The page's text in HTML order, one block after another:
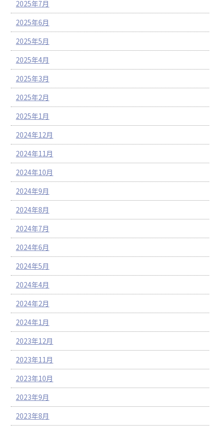
2025年7月
2025年6月
2025年5月
2025年4月
2025年3月
2025年2月
2025年1月
2024年12月
2024年11月
2024年10月
2024年9月
2024年8月
2024年7月
2024年6月
2024年5月
2024年4月
2024年2月
2024年1月
2023年12月
2023年11月
2023年10月
2023年9月
2023年8月